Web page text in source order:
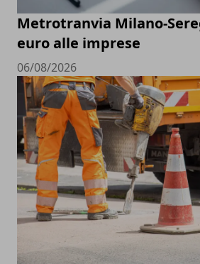
Metrotranvia Milano-
euro alle imprese
06/08/2026